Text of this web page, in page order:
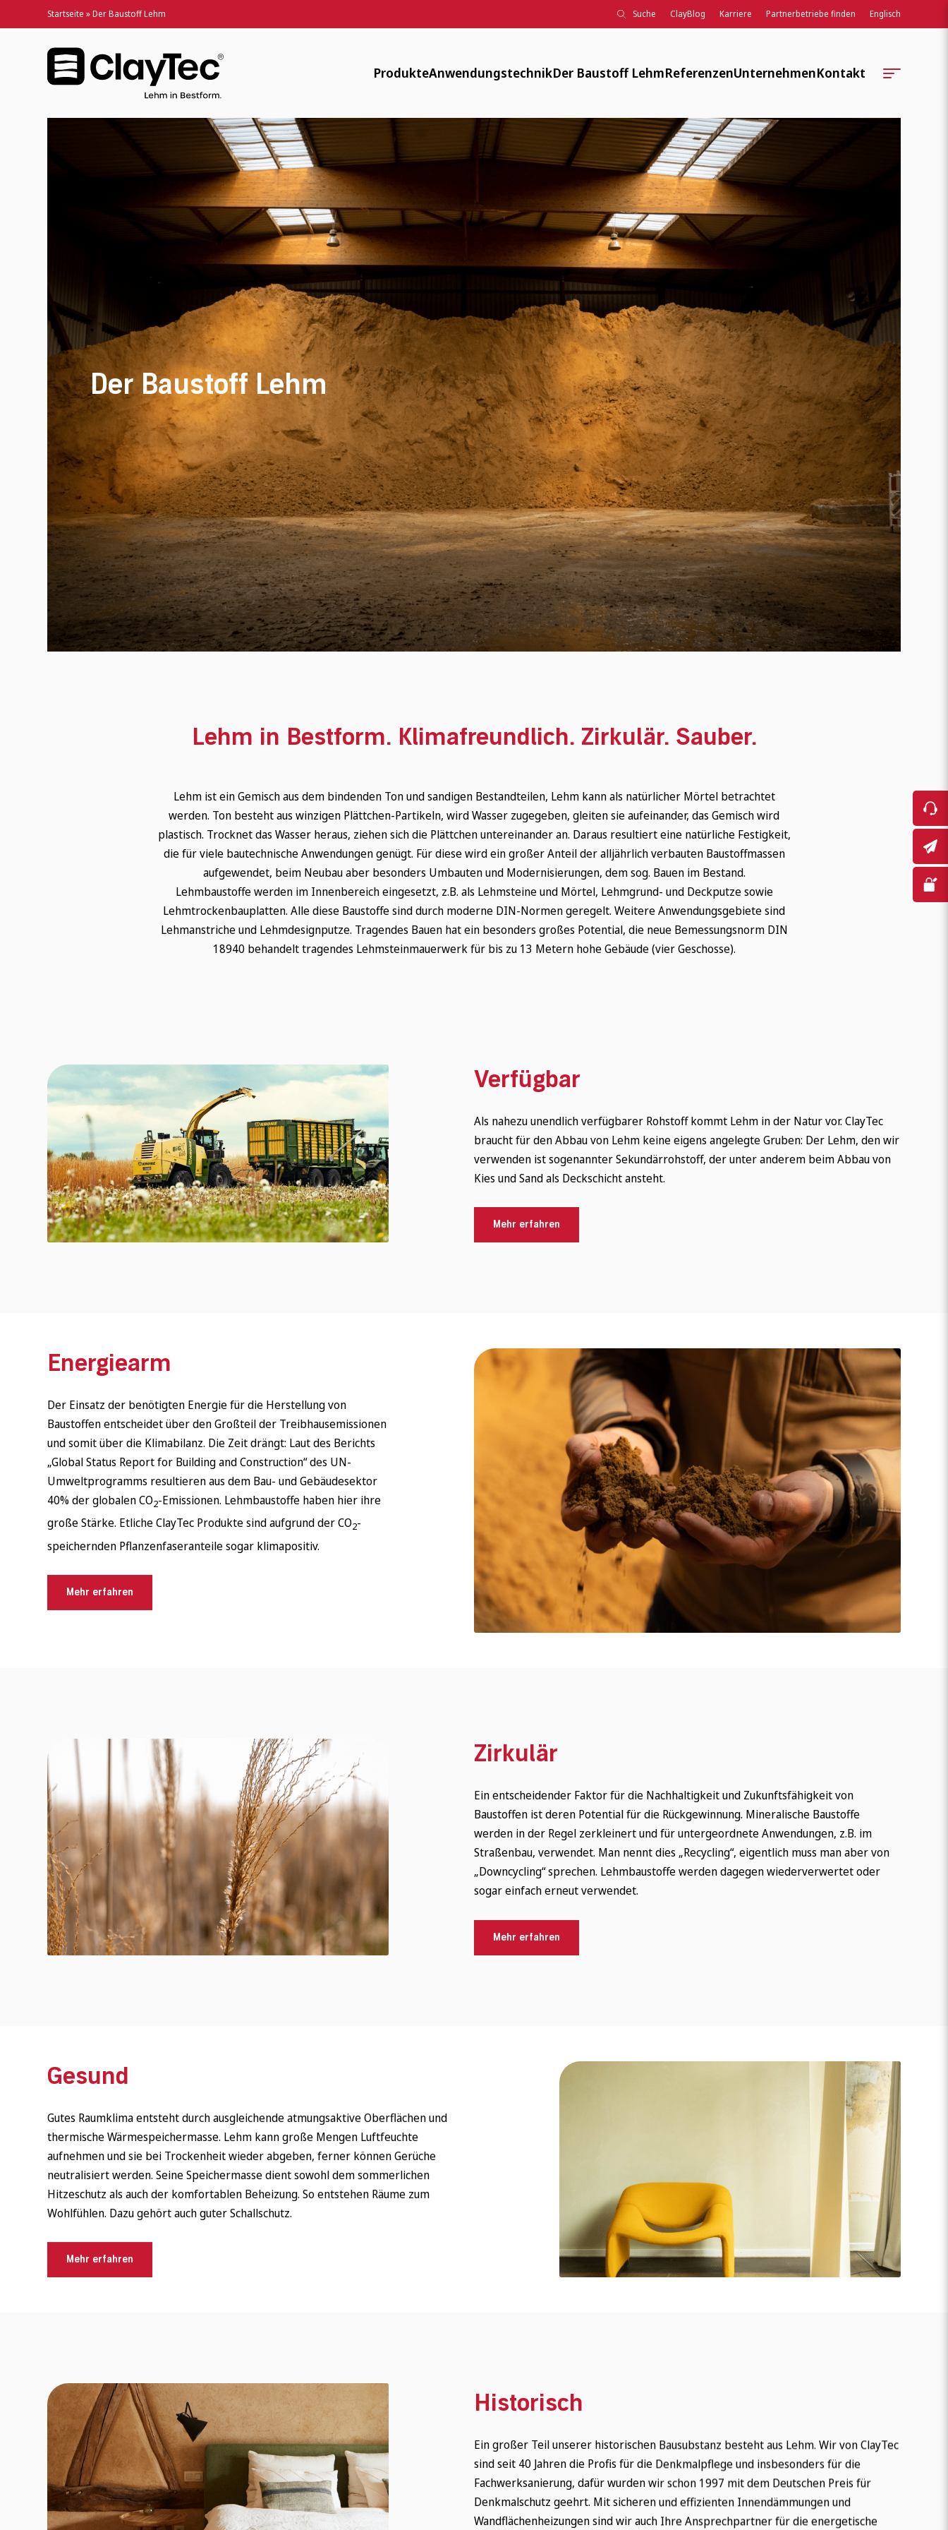
Startseite »Der Baustoff Lehm Suche ClayBlog Karriere Partnerbetriebe finden Englisch
Produkte
Designputz, Farbspachtel, Anstriche
Lehmputze
Lehm-Trockenbau
Fachwerksanierung
Innendämmung
Mauerwerk und Stampflehm
Weitere Produkte
Japankellen
Anwendungstechnik
Downloads
FAQ
Flächenheizung
Anwendungsvideos
LV-Texte Lehmputze und weitere
LV-Texte Lehm-Trockenbau
Der Baustoff Lehm
Verfügbar
Energiearm
Zirkulär
Gesund
Historisch
ReferenzenUnternehmen
Standorte
Unternehmensgeschichte
Soziale Verantwortung
Verbände, Normen, Wissen
Veranstaltungen
Karriere
Kontakt
Regionale Serviceteams
Ansprechpartner:innen
Der Baustoff Lehm
Lehm in Bestform. Klimafreundlich. Zirkulär. Sauber.
Lehm ist ein Gemisch aus dem bindenden Ton und sandigen Bestandteilen, Lehm kann als natürlicher Mörtel betrachtet
werden. Ton besteht aus winzigen Plättchen-Partikeln, wird Wasser zugegeben, gleiten sie aufeinander, das Gemisch wird
plastisch. Trocknet das Wasser heraus, ziehen sich die Plättchen untereinander an. Daraus resultiert eine natürliche Festigkeit,
die für viele bautechnische Anwendungen genügt. Für diese wird ein großer Anteil der alljährlich verbauten Baustoffmassen
aufgewendet, beim Neubau aber besonders Umbauten und Modernisierungen, dem sog. Bauen im Bestand.
Lehmbaustoffe werden im Innenbereich eingesetzt, z.B. als Lehmsteine und Mörtel, Lehmgrund- und Deckputze sowie
Lehmtrockenbauplatten. Alle diese Baustoffe sind durch moderne DIN-Normen geregelt. Weitere Anwendungsgebiete sind
Lehmanstriche und Lehmdesignputze. Tragendes Bauen hat ein besonders großes Potential, die neue Bemessungsnorm DIN
18940 behandelt tragendes Lehmsteinmauerwerk für bis zu 13 Metern hohe Gebäude (vier Geschosse).
Verfügbar
Als nahezu unendlich verfügbarer Rohstoff kommt Lehm in der Natur vor. ClayTec
braucht für den Abbau von Lehm keine eigens angelegte Gruben: Der Lehm, den wir
verwenden ist sogenannter Sekundärrohstoff, der unter anderem beim Abbau von
Kies und Sand als Deckschicht ansteht.
Mehr erfahren
Energiearm
Der Einsatz der benötigten Energie für die Herstellung von
Baustoffen entscheidet über den Großteil der Treibhausemissionen
und somit über die Klimabilanz. Die Zeit drängt: Laut des Berichts
„Global Status Report for Building and Construction“ des UN-
Umweltprogramms ​resultieren aus dem Bau- und Gebäudesektor
40% der globalen CO2-Emissionen. Lehmbaustoffe haben hier ihre
große Stärke. Etliche ClayTec Produkte sind aufgrund der CO2-
speichernden Pflanzenfaseranteile sogar klimapositiv.
Mehr erfahren
Zirkulär
Ein entscheidender Faktor für die Nachhaltigkeit und Zukunftsfähigkeit von
Baustoffen ist deren Potential für die Rückgewinnung. Mineralische Baustoffe
werden in der Regel zerkleinert und für untergeordnete Anwendungen, z.B. im
Straßenbau, verwendet. Man nennt dies „Recycling“, eigentlich muss man aber von
„Downcycling“ sprechen. Lehmbaustoffe werden dagegen wiederverwertet oder
sogar einfach erneut verwendet.
Mehr erfahren
Gesund
Gutes Raumklima entsteht durch ausgleichende atmungsaktive Oberflächen und
thermische Wärmespeichermasse. Lehm kann große Mengen Luftfeuchte
aufnehmen und sie bei Trockenheit wieder abgeben, ferner können Gerüche
neutralisiert werden. Seine Speichermasse dient sowohl dem sommerlichen
Hitzeschutz als auch der komfortablen Beheizung. So entstehen Räume zum
Wohlfühlen. Dazu gehört auch guter Schallschutz.
Mehr erfahren
Historisch
Ein großer Teil unserer historischen Bausubstanz besteht aus Lehm. Wir von ClayTec
sind seit 40 Jahren die Profis für die Denkmalpflege und insbesonders für die
Fachwerksanierung, dafür wurden wir schon 1997 mit dem Deutschen Preis für
Denkmalschutz geehrt. Mit sicheren und effizienten Innendämmungen und
Wandflächenheizungen sind wir auch Ihre Ansprechpartner für die energetische